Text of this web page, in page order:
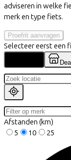
adviseren in welke
merk en type fiets.
Proefrit aanvragen
Selecteer eerst een
Afstanden (km)
5
10 25